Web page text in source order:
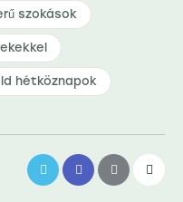
szokások
hétköznapok